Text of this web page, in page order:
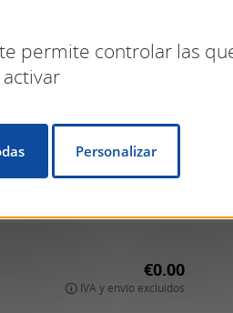
IVA y envío excluidos
€0.00
IVA y envío excluidos
permite controlar las
activar
Personalizar